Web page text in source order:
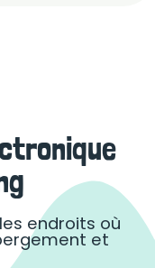
endroits où
et